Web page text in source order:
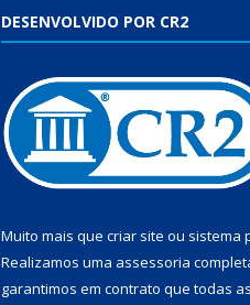
DESENVOLVIDO POR CR2
Muito mais que criar site ou sistema
Realizamos uma assessoria
garantimos em contrato que todas